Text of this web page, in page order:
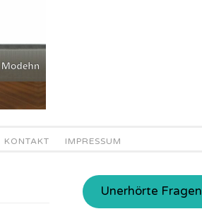
KONTAKT IMPRESSUM
Unerhörte Fragen